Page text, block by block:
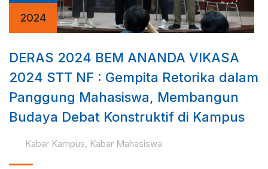
2024
DERAS 2024 BEM ANANDA VIKASA
2024 STT NF : Gempita Retorika dalam
Panggung Mahasiswa, Membangun
Budaya Debat Konstruktif di Kampus
Kabar Kampus, Kabar Mahasiswa